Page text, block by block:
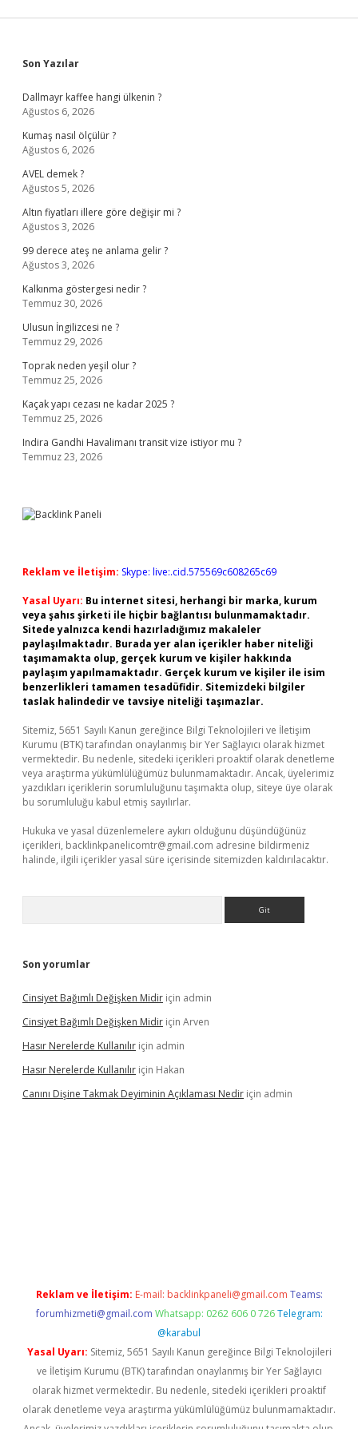
Sidebar
Son Yazılar
Dallmayr kaffee hangi ülkenin ?
Ağustos 6, 2026
Kumaş nasıl ölçülür ?
Ağustos 6, 2026
AVEL demek ?
Ağustos 5, 2026
Altın fiyatları illere göre değişir mi ?
Ağustos 3, 2026
99 derece ateş ne anlama gelir ?
Ağustos 3, 2026
Kalkınma göstergesi nedir ?
Temmuz 30, 2026
Ulusun İngilizcesi ne ?
Temmuz 29, 2026
Toprak neden yeşil olur ?
Temmuz 25, 2026
Kaçak yapı cezası ne kadar 2025 ?
Temmuz 25, 2026
Indira Gandhi Havalimanı transit vize istiyor mu ?
Temmuz 23, 2026
Reklam ve İletişim: Skype: live:.cid.575569c608265c69
Yasal Uyarı: Bu internet sitesi, herhangi bir marka, kurum
veya şahıs şirketi ile hiçbir bağlantısı bulunmamaktadır.
Sitede yalnızca kendi hazırladığımız makaleler
paylaşılmaktadır. Burada yer alan içerikler haber niteliği
taşımamakta olup, gerçek kurum ve kişiler hakkında
paylaşım yapılmamaktadır. Gerçek kurum ve kişiler ile isim
benzerlikleri tamamen tesadüfidir. Sitemizdeki bilgiler
taslak halindedir ve tavsiye niteliği taşımazlar.
Sitemiz, 5651 Sayılı Kanun gereğince Bilgi Teknolojileri ve İletişim
Kurumu (BTK) tarafından onaylanmış bir Yer Sağlayıcı olarak hizmet
vermektedir. Bu nedenle, sitedeki içerikleri proaktif olarak denetleme
veya araştırma yükümlülüğümüz bulunmamaktadır. Ancak, üyelerimiz
yazdıkları içeriklerin sorumluluğunu taşımakta olup, siteye üye olarak
bu sorumluluğu kabul etmiş sayılırlar.
Hukuka ve yasal düzenlemelere aykırı olduğunu düşündüğünüz
içerikleri, backlinkpanelicomtr@gmail.com adresine bildirmeniz
halinde, ilgili içerikler yasal süre içerisinde sitemizden kaldırılacaktır.
Son yorumlar
Cinsiyet Bağımlı Değişken Midir için admin
Cinsiyet Bağımlı Değişken Midir için Arven
Hasır Nerelerde Kullanılır için admin
Hasır Nerelerde Kullanılır için Hakan
Canını Dişine Takmak Deyiminin Açıklaması Nedir için admin
Reklam ve İletişim: E-mail: backlinkpaneli@gmail.com Teams:
forumhizmeti@gmail.com Whatsapp: 0262 606 0 726 Telegram:
@karabul
Yasal Uyarı: Sitemiz, 5651 Sayılı Kanun gereğince Bilgi Teknolojileri
ve İletişim Kurumu (BTK) tarafından onaylanmış bir Yer Sağlayıcı
olarak hizmet vermektedir. Bu nedenle, sitedeki içerikleri proaktif
olarak denetleme veya araştırma yükümlülüğümüz bulunmamaktadır.